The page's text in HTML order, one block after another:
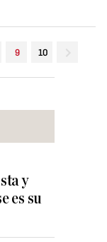
9 10
y
es su